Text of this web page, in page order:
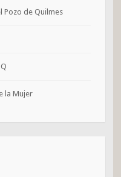
Pozo de Quilmes
la Mujer